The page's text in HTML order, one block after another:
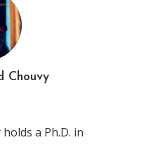
13 April 2016
Chouvy
a Ph.D. in